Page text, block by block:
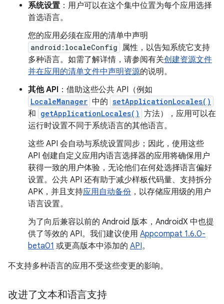
系统设置 ：用户可以在这个集中位置为每个应用选择
首选语言。
您的应用必须在应用的清单中声明
android:localeConfig
属性，以告知系统它支持
多种语言。如需了解详情，请参阅有关创建资源文件
并在应用的清单文件中声明资源的说明。
其他 API ：借助这些公共 API（例如
LocaleManager 中的 setApplicationLocales()
和 getApplicationLocales() 方法），应用可以在
运行时设置不同于系统语言的其他语言。
这些 API 会自动与系统设置同步；因此，使用这些
API 创建自定义应用内语言选择器的应用将确保用户
获得一致的用户体验，无论他们在何处选择语言偏好
设置。公共 API 还有助于减少样板代码量、支持拆分
APK，并且支持应用自动备份 ，以存储应用级的用户
语言设置。
为了向后兼容以前的 Android 版本，AndroidX 中也提
供了等效的 API。我们建议使用 Appcompat 1.6.0-
beta01 或更高版本中添加的 API。
不支持多种语言的应用不受这些变更的影响。
改进了文本和语言支持